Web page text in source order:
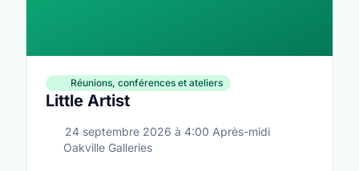
Little Artist
Réunions, conférences et ateliers
24 septembre 2026 à 4:00 Après-midi
Oakville Galleries